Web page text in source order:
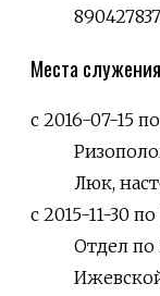
Места служения
с 2016-07-15
Люк,
с 2015-11-30
Отдел